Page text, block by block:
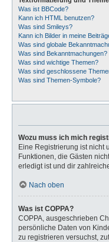
Was ist BBCode?
Kann ich HTML benutzen?
Was sind Smileys?
Kann ich Bilder in meine
Was sind globale
Was sind Bekanntmachungen?
Was sind wichtige Themen?
Was sind geschlossene
Was sind Themen-Symbole?
Wozu muss ich mich
Eine Registrierung ist nicht
Funktionen, die Gästen
erledigt ist und dir
Nach oben
Was ist COPPA?
COPPA, ausgeschrieben
persönliche Daten von
zu registrieren versuchst,